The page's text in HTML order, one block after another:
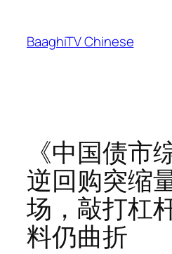
content
BaaghiTV Chinese
《中国债市
逆回购突缩
场，敲打杠
料仍曲折